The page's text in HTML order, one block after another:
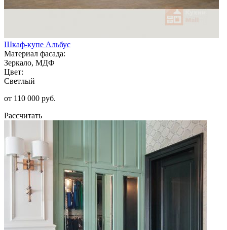
Шкаф-купе Альбус
Материал фасада:
Зеркало, МДФ
Цвет:
Светлый
от 110 000 руб.
Рассчитать